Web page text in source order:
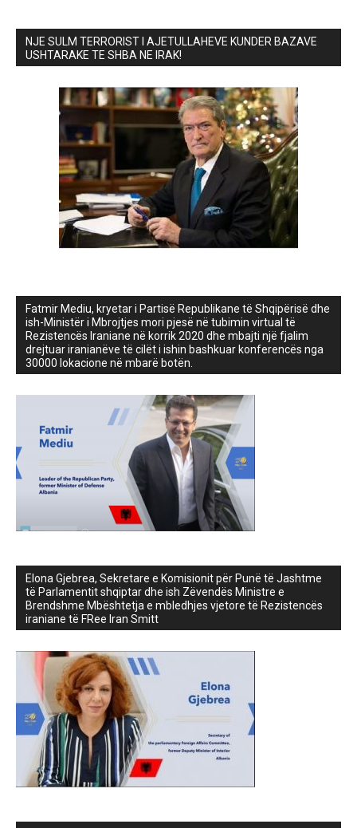
NJE SULM TERRORIST I AJETULLAHEVE KUNDER BAZAVE
USHTARAKE TE SHBA NE IRAK!
Fatmir Mediu, kryetar i Partisë Republikane të Shqipërisë dhe
ish-Ministër i Mbrojtjes mori pjesë në tubimin virtual të
Rezistencës Iraniane në korrik 2020 dhe mbajti një fjalim
drejtuar iranianëve të cilët i ishin bashkuar konferencës nga
30000 lokacione në mbarë botën.
Elona Gjebrea, Sekretare e Komisionit për Punë të Jashtme
të Parlamentit shqiptar dhe ish Zëvendës Ministre e
Brendshme Mbështetja e mbledhjes vjetore të Rezistencës
iraniane të FRee Iran Smitt